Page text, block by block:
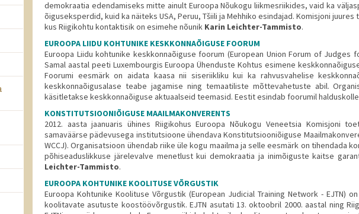
demokraatia edendamiseks mitte ainult Euroopa Nõukogu liikmesriikides, vaid ka
õiguseksperdid, kuid ka näiteks USA, Peruu, Tšiili ja Mehhiko esindajad. Komisjoni
kus Riigikohtu kontaktisik on esimehe nõunik Karin Leichter-Tammisto.
EUROOPA LIIDU KOHTUNIKE KESKKONNAÕIGUSE FOORUM
Euroopa Liidu kohtunike keskkonnaõiguse foorum (European Union Forum of Judges
Samal aastal peeti Luxembourgis Euroopa Ühenduste Kohtus esimene
Foorumi eesmärk on aidata kaasa nii siseriikliku kui ka rahvusvahelise
keskkonnaõigusalase teabe jagamise ning temaatiliste mõttevahetuste abil.
käsitletakse keskkonnaõiguse aktuaalseid teemasid. Eestit esindab foorumil
KONSTITUTSIOONIÕIGUSE MAAILMAKONVERENTS
2012. aasta jaanuaris ühines Riigikohus Euroopa Nõukogu Veneetsia Komisjoni
samaväärse pädevusega institutsioone ühendava Konstitutsiooniõiguse
WCCJ). Organisatsioon ühendab riike üle kogu maailma ja selle eesmärk on tihendada
põhiseaduslikkuse järelevalve menetlust kui demokraatia ja inimõiguste kaitse
Leichter-Tammisto.
EUROOPA KOHTUNIKE KOOLITUSE VÕRGUSTIK
Euroopa Kohtunike Koolituse Võrgustik (European Judicial Training Network - EJTN)
koolitavate asutuste koostöövõrgustik. EJTN asutati 13. oktoobril 2000. aastal ning